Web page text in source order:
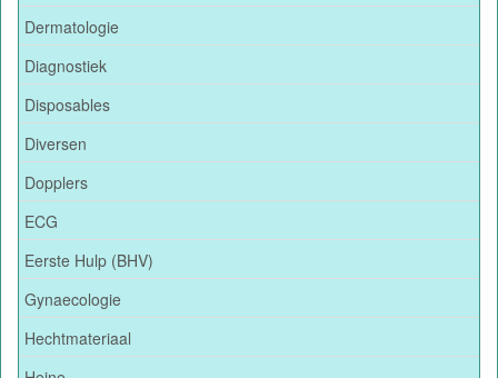
Dermatologie
Diagnostiek
Disposables
Diversen
Dopplers
ECG
Eerste Hulp (BHV)
Gynaecologie
Hechtmateriaal